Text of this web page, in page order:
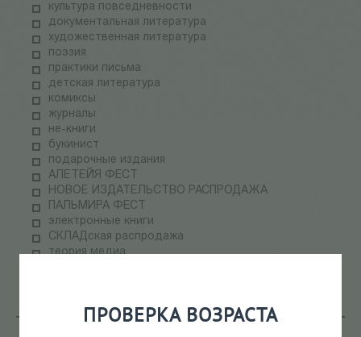
ПРОВЕРКА ВОЗРАСТА
культура повседневности
документальная литература
художественная литература
поэзия
практики письма
детская литература
комиксы
журналы
не-книги
букинист
подарочные издания
АЛЕТЕЙЯ ФЕСТ
НОВОЕ ИЗДАТЕЛЬСТВО РАСПРОДАЖА
ПАЛЬМИРА ФЕСТ
электронные книги
СКЛАДская распродажа
теория медиа